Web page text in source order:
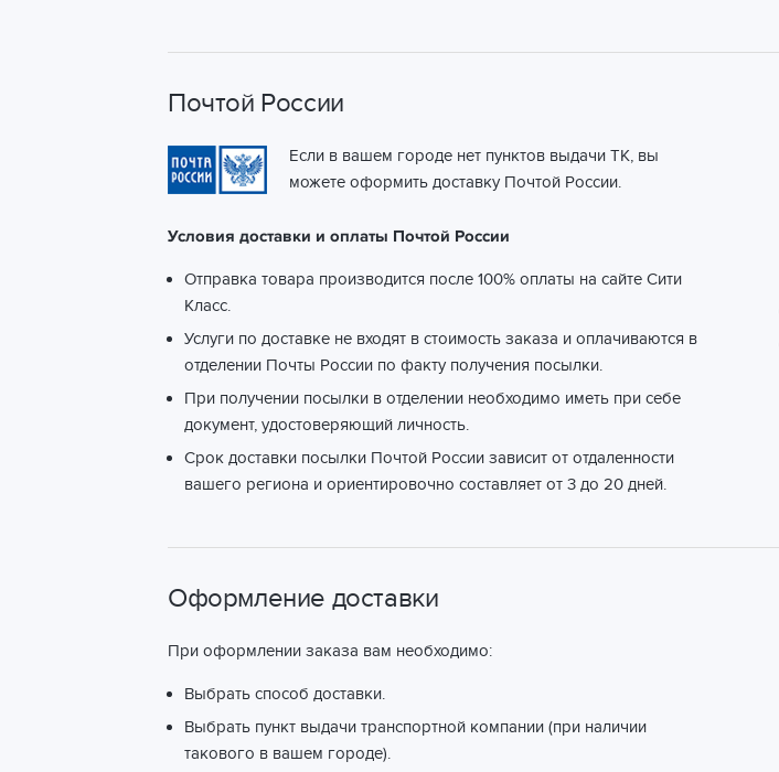
Почтой России
Если в вашем городе нет пунктов выдачи ТК, вы
можете оформить доставку Почтой России.
Условия доставки и оплаты Почтой России
Отправка товара производится после 100% оплаты на сайте Сити
Класс.
Услуги по доставке не входят в стоимость заказа и оплачиваются в
отделении Почты России по факту получения посылки.
При получении посылки в отделении необходимо иметь при себе
документ, удостоверяющий личность.
Срок доставки посылки Почтой России зависит от отдаленности
вашего региона и ориентировочно составляет от 3 до 20 дней.
Оформление доставки
При оформлении заказа вам необходимо:
Выбрать способ доставки.
Выбрать пункт выдачи транспортной компании (при наличии
такового в вашем городе).